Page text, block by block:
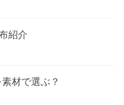
紹介
材で選ぶ？